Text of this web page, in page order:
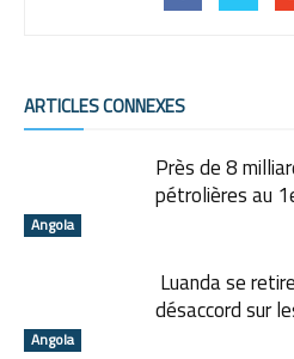
ARTICLES CONNEXES
Angola
Près de 8
pétrolières au
Angola
Luanda se
désaccord sur